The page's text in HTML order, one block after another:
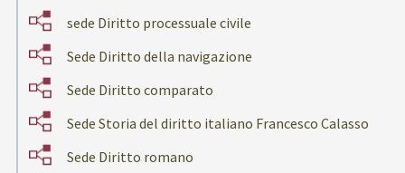
sede Diritto processuale civile
Sede Diritto della navigazione
Sede Diritto comparato
Sede Storia del diritto italiano Francesco Calasso
Sede Diritto romano